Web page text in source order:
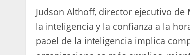
Judson Althoff, director ejecutivo
la inteligencia y la confianza a la
papel de la inteligencia implica